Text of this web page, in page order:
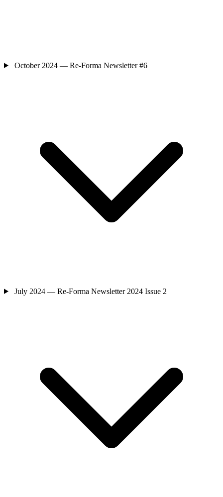
October 2024 — Re-Forma Newsletter #6
July 2024 — Re-Forma Newsletter 2024 Issue 2